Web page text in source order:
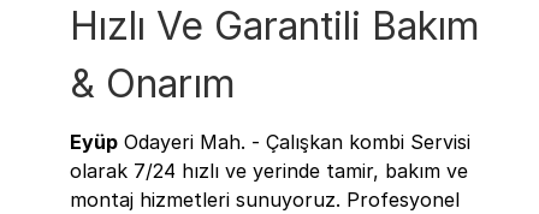
Hızlı Ve Garantili Bakım
& Onarım
Eyüp Odayeri Mah. - Çalışkan kombi Servisi
olarak 7/24 hızlı ve yerinde tamir, bakım ve
montaj hizmetleri sunuyoruz. Profesyonel